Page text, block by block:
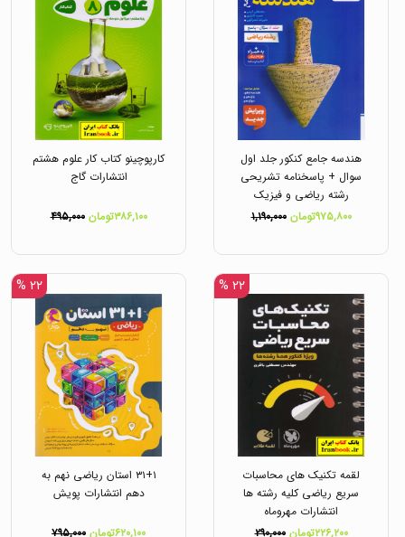
هندسه جامع کنکور جلد اول
سوال + پاسخنامه تشریحی
رشته ریاضی و فیزیک
انتشارات خیلی سبز
۹۷۵,۸۰۰تومان ۱,۱۹۰,۰۰۰
کارپوچینو کتاب کار علوم هشتم
انتشارات گاج
۳۸۶,۱۰۰تومان ۴۹۵,۰۰۰
۲۲ %
لقمه تکنیک های محاسبات
سریع ریاضی کلیه رشته ها
انتشارات مهروماه
۲۲۶,۲۰۰تومان
۲۹۰,۰۰۰
۲۲ %
۳۱+۱ استان ریاضی نهم به
دهم انتشارات پویش
۶۲۰,۱۰۰تومان ۷۹۵,۰۰۰